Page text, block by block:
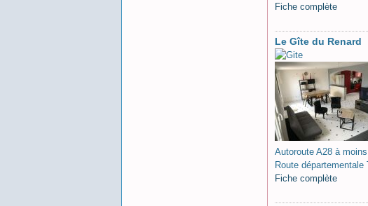
Fiche complète
Le Gîte du Renard
Autoroute A28 à
Route
Fiche complète